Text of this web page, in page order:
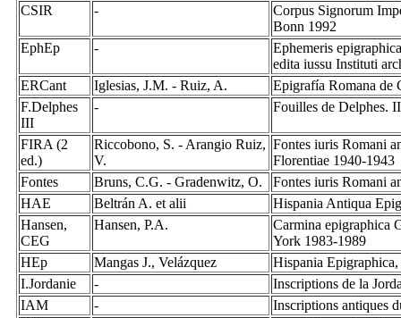
CSIR
-
Corpus Signorum
Bonn 1992
EphEp
-
Ephemeris
edita iussu Instituti
ERCant
Iglesias, J.M. - Ruiz, A.
Epigrafía Romana de
F.Delphes
III
- Fouilles de Delphes.
FIRA (2
ed.)
Riccobono, S. - Arangio Ruiz,
V.
Fontes iuris Romani
Florentiae 1940-1943
Fontes
Bruns, C.G. - Gradenwitz, O.
Fontes iuris Romani
HAE
Beltrán A. et alii
Hispania Antiqua
Hansen,
CEG
Hansen, P.A.
Carmina epigraphica
York 1983-1989
HEp
Mangas J., Velázquez
Hispania
I.Jordanie
-
Inscriptions de la
IAM
-
Inscriptions antiques